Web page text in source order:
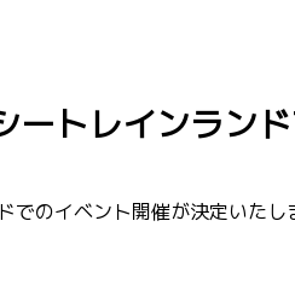
トレインラン
のイベント開催が決定いたし